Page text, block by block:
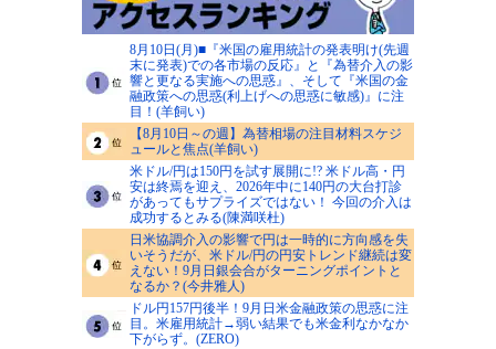
8月10日(月)■『米国の雇用統計の発表明け(先週
末に発表)での各市場の反応』と『為替介入の影
響と更なる実施への思惑』、そして『米国の金
融政策への思惑(利上げへの思惑に敏感)』に注
目！(羊飼い)
【8月10日～の週】為替相場の注目材料スケジ
ュールと焦点(羊飼い)
米ドル/円は150円を試す展開に!? 米ドル高・円
安は終焉を迎え、2026年中に140円の大台打診
があってもサプライズではない！ 今回の介入は
成功するとみる(陳満咲杜)
日米協調介入の影響で円は一時的に方向感を失
いそうだが、米ドル/円の円安トレンド継続は変
えない！9月日銀会合がターニングポイントと
なるか？(今井雅人)
ドル円157円後半！9月日米金融政策の思惑に注
目。米雇用統計→弱い結果でも米金利なかなか
下がらず。(ZERO)